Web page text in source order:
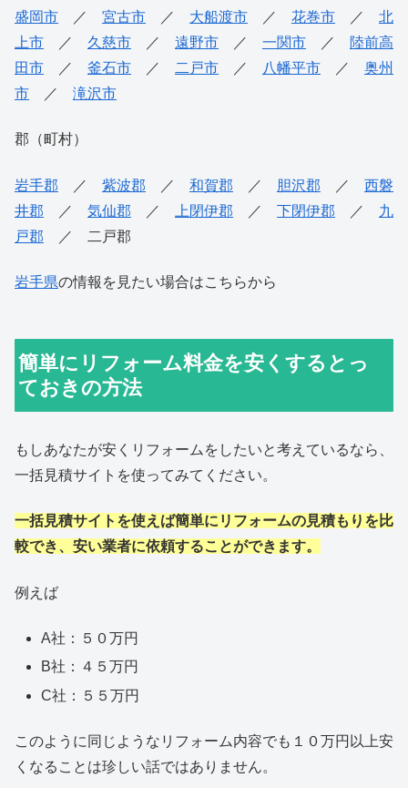
盛岡市 ／ 宮古市 ／ 大船渡市 ／ 花巻市 ／ 北
上市 ／ 久慈市 ／ 遠野市 ／ 一関市 ／
陸前高
田市 ／ 釜石市 ／ 二戸市 ／ 八幡平市 ／ 奥州
市 ／ 滝沢市
郡（町村）
岩手郡 ／ 紫波郡 ／ 和賀郡 ／ 胆沢郡 ／ 西磐
井郡 ／ 気仙郡 ／ 上閉伊郡 ／ 下閉伊郡 ／ 九
戸郡 ／ 二戸郡
岩手県の情報を見たい場合はこちらから
簡単にリフォーム料金を安くするとっ
ておきの方法
もしあなたが安くリフォームをしたいと考えているなら、
一括見積サイトを使ってみてください。
一括見積サイトを使えば簡単にリフォームの見積もりを比
較でき、安い業者に依頼することができます。
例えば
A社：５０万円
B社：４５万円
C社：５５万円
このように同じようなリフォーム内容でも１０万円以上安
くなることは珍しい話ではありません。